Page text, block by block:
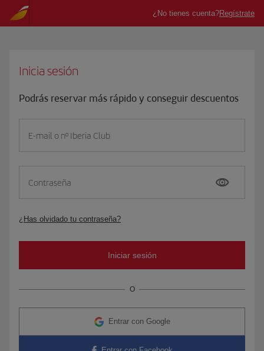
Inicia sesión
Podrás reservar más rápido y conseguir descuentos
E-mail o nº Iberia Club
Contraseña
¿Has olvidado tu contraseña?
O
Entrar con Google